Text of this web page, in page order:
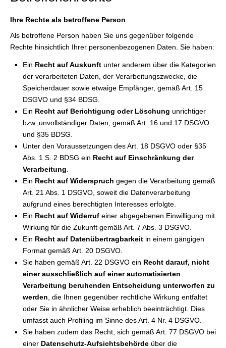
Ihre Rechte als betroffene Person
Als betroffene Person haben Sie uns gegenüber folgende
Rechte hinsichtlich Ihrer personenbezogenen Daten. Sie haben:
Ein Recht auf Auskunft unter anderem über die Kategorien
der verarbeiteten Daten, der Verarbeitungszwecke, die
Speicherdauer sowie etwaige Empfänger, gemäß Art. 15
DSGVO und §34 BDSG.
Ein Recht auf Berichtigung oder Löschung unrichtiger
bzw. unvollständiger Daten, gemäß Art. 16 und 17 DSGVO
und §35 BDSG.
Unter den Voraussetzungen des Art. 18 DSGVO oder §35
Abs. 1 S. 2 BDSG ein Recht auf Einschränkung der
Verarbeitung
Ein Recht auf Widerspruch gegen die Verarbeitung gemäß
Art. 21 Abs. 1 DSGVO, soweit die Datenverarbeitung
aufgrund eines berechtigten Interesses erfolgte.
Ein Recht auf Widerruf einer abgegebenen Einwilligung mit
Wirkung für die Zukunft gemäß Art. 7 Abs. 3 DSGVO.
Ein Recht auf Datenübertragbarkeit in einem gängigen
Format gemäß Art. 20 DSGVO.
Sie haben gemäß Art. 22 DSGVO ein Recht darauf, nicht
einer ausschließlich auf einer automatisierten
Verarbeitung beruhenden Entscheidung unterworfen zu
werden , die Ihnen gegenüber rechtliche Wirkung entfaltet
oder Sie in ähnlicher Weise erheblich beeinträchtigt. Dies
umfasst auch Profiling im Sinne des Art. 4 Nr. 4 DSGVO.
Sie haben zudem das Recht, sich gemäß Art. 77 DSGVO bei
einer Datenschutz-Aufsichtsbehörde über die